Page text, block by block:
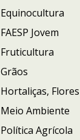
Jovem
Ambiente
Agrícola